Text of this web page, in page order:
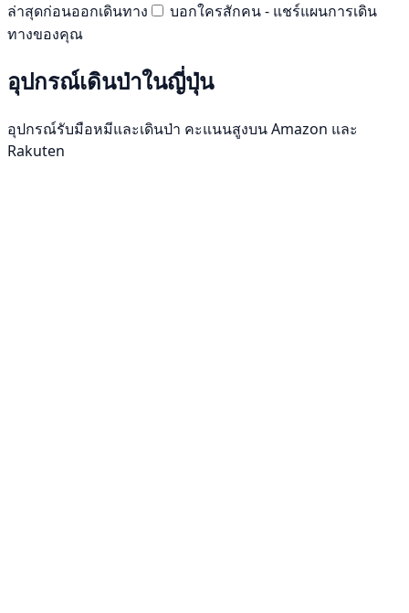
ล่าสุดก่อนออกเดินทาง
บอกใครสักคน - แชร์แผนการเดิน
ทางของคุณ
อุปกรณ์เดินป่าในญี่ปุ่น
อุปกรณ์รับมือหมีและเดินป่า คะแนนสูงบน Amazon และ
Rakuten